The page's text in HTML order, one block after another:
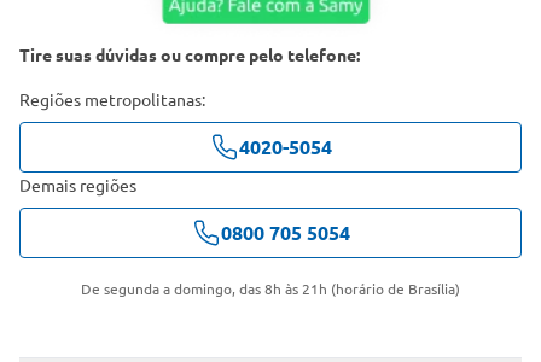
Tire suas dúvidas ou compre pelo telefone:
Regiões metropolitanas:
4020-5054
Demais regiões
0800 705 5054
De segunda a domingo, das 8h às 21h (horário de Brasília)